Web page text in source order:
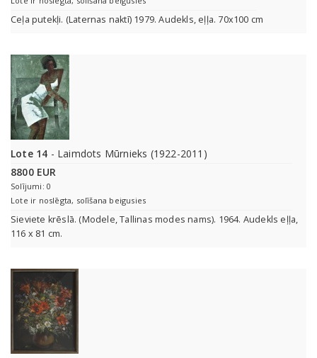
Ceļa putekļi. (Laternas naktī) 1979. Audekls, eļļa. 70x100 cm
Lote 14 - Laimdots Mūrnieks (1922-2011)
8800 EUR
Solījumi: 0
Lote ir noslēgta, solīšana beigusies
Sieviete krēslā. (Modele, Tallinas modes nams). 1964. Audekls eļļa,
116 x 81 cm.